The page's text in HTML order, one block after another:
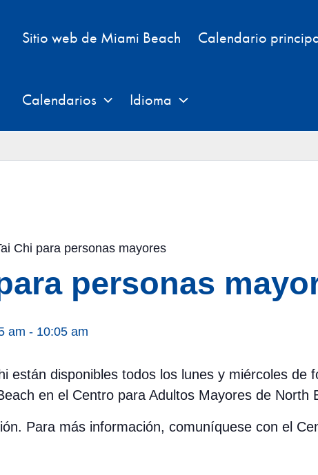
Sitio web de Miami Beach Calendario
Calendarios Idioma
Chi para personas mayores
personas
am - 10:05 am
están disponibles todos los lunes y miércoles de
en el Centro para Adultos Mayores de North
Para más información, comuníquese con el